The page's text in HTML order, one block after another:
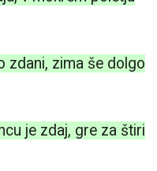
zdani, zima še dolgo
je zdaj, gre za štiri